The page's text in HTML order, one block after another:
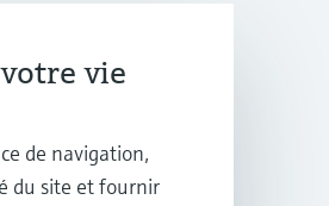
Produits vedettes
vie
de navigation,
du site et fournir